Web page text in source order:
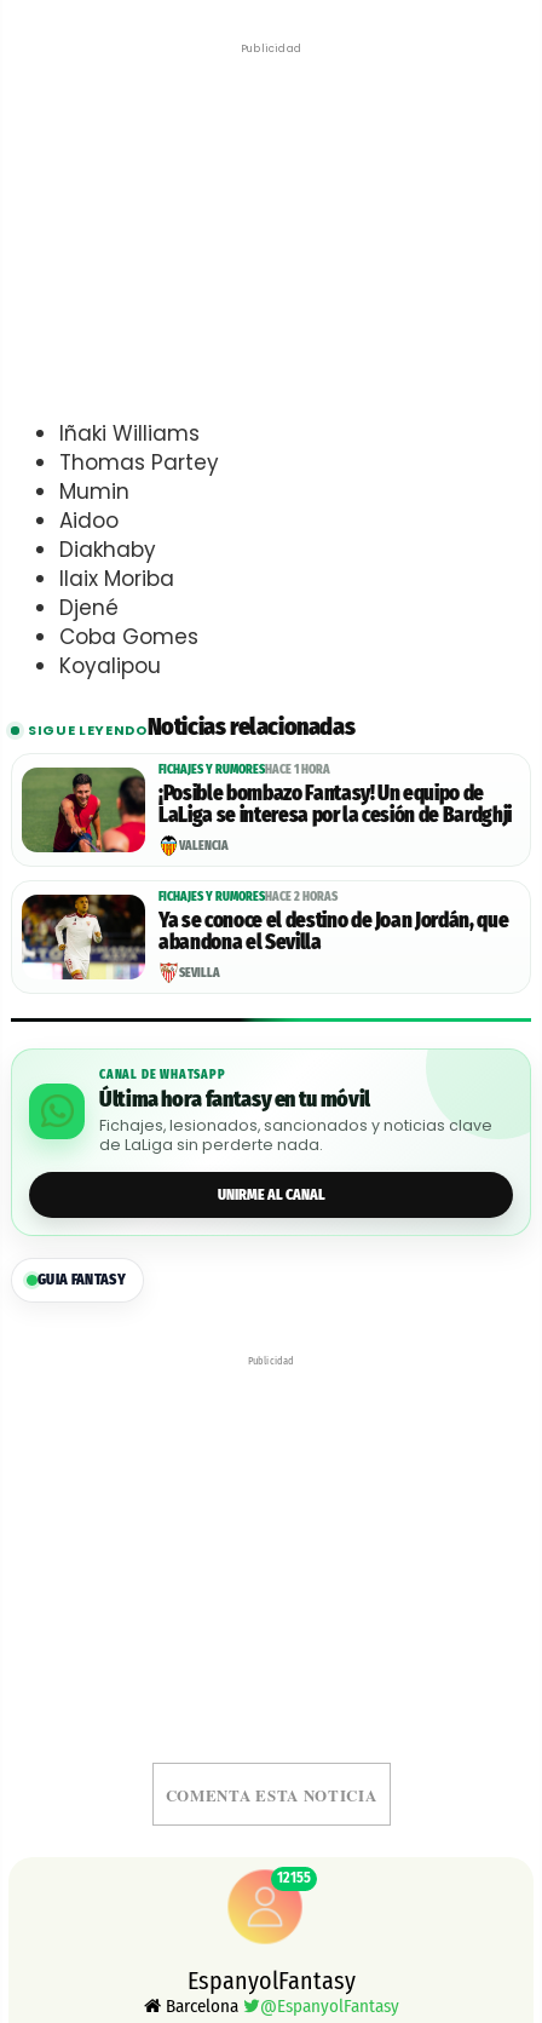
Publicidad
Iñaki Williams
Thomas Partey
Mumin
Aidoo
Diakhaby
Ilaix Moriba
Djené
Coba Gomes
Koyalipou
SIGUE LEYENDONoticias relacionadas
FICHAJES Y RUMORESHACE 1 HORA
¡Posible bombazo Fantasy! Un equipo de
LaLiga se interesa por la cesión de Bardghji
VALENCIA
FICHAJES Y RUMORESHACE 2 HORAS
Ya se conoce el destino de Joan Jordán, que
abandona el Sevilla
SEVILLA
CANAL DE WHATSAPP
Última hora fantasy en tu móvil
Fichajes, lesionados, sancionados y noticias clave
de LaLiga sin perderte nada.
UNIRME AL CANAL
GUIA FANTASY
Publicidad
COMENTA ESTA NOTICIA
12155
EspanyolFantasy
Barcelona @EspanyolFantasy